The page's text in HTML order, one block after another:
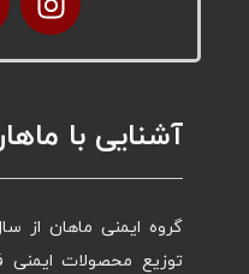
آشنایی با
توزیع محصولات ایمنی